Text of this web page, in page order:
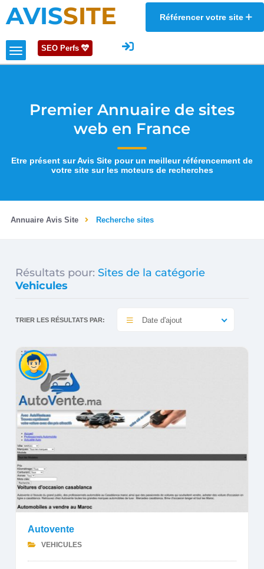
AVISSITE Référencer votre site
SEO Perfs
Premier Annuaire de sites
web en France
Etre présent sur Avis Site pour un meilleur référencement de
votre site sur les moteurs de recherches
Annuaire Avis Site Recherche sites
Résultats pour: Sites de la catégorie
Vehicules
TRIER LES RÉSULTATS PAR: Date d'ajout
Autovente
VEHICULES